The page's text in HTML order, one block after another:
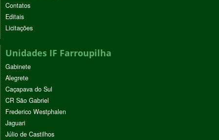
Contatos
Editais
Licitações
Unidades IF Farroupilha
Gabinete
Alegrete
Caçapava do Sul
CR São Gabriel
Frederico Westphalen
Jaguari
Júlio de Castilhos